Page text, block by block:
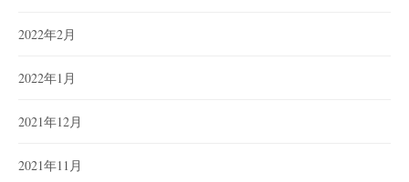
2022年2月
2022年1月
2021年12月
2021年11月